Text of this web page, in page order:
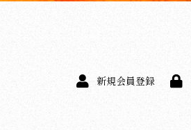
新規会員登録